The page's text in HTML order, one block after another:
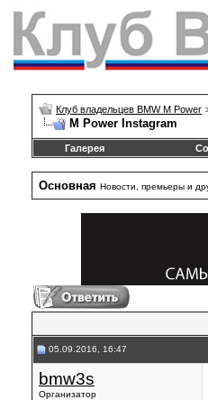
Клуб владельцев BMW M Power
M Power Instagram
Галерея
Основная Новости, премьеры и
05.09.2016, 16:47
bmw3s
Организатор